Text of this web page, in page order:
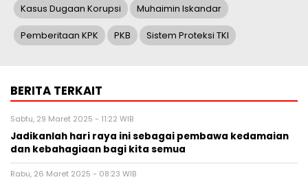
Kasus Dugaan Korupsi Muhaimin Iskandar
Pemberitaan KPK PKB Sistem Proteksi TKI
BERITA TERKAIT
Sabtu, 29 Maret 2025 - 11:22 WIB
Jadikanlah hari raya ini sebagai pembawa kedamaian
dan kebahagiaan bagi kita semua
Rabu, 26 Maret 2025 - 08:23 WIB